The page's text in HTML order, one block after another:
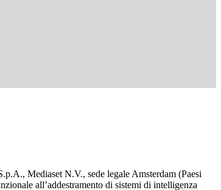
Mediaset N.V., sede legale Amsterdam (Paesi
all’addestramento di sistemi di intelligenza